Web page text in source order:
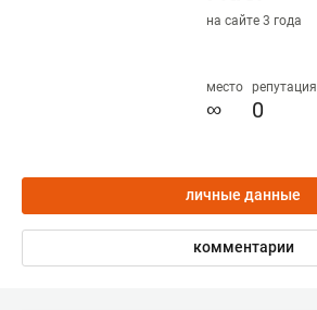
на сайте 3 года
место
∞
репутация
0
личные данные
комментарии